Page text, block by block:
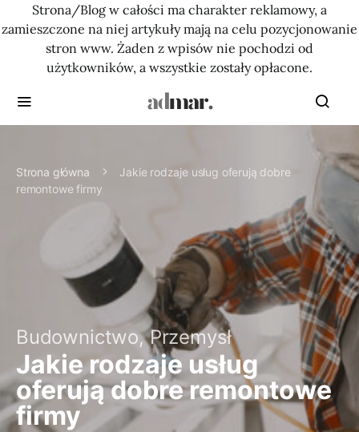
Strona/Blog w całości ma charakter reklamowy, a
zamieszczone na niej artykuły mają na celu pozycjonowanie
stron www. Żaden z wpisów nie pochodzi od
użytkowników, a wszystkie zostały opłacone.
Strona główna
Jakie rodzaje usług oferują dobre
remontowe firmy
Budownictwo, Przemysł
Jakie rodzaje usług
oferują dobre remontowe
firmy